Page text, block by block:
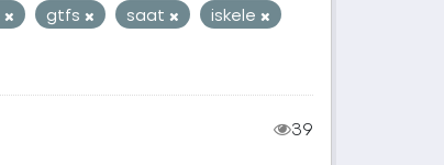
gtfs saat
iskele
39